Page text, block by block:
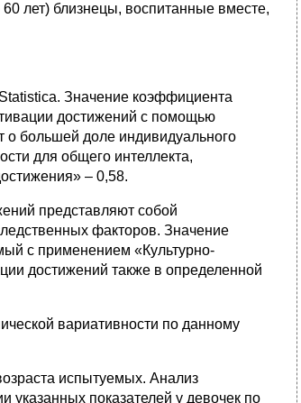
лет) близнецы, воспитанные вместе,
Значение коэффициента
достижений с помощью
большей доле индивидуального
для общего интеллекта,
– 0,58.
представляют собой
факторов. Значение
с применением «Культурно-
достижений также в определенной
вариативности по данному
испытуемых. Анализ
указанных показателей у девочек по